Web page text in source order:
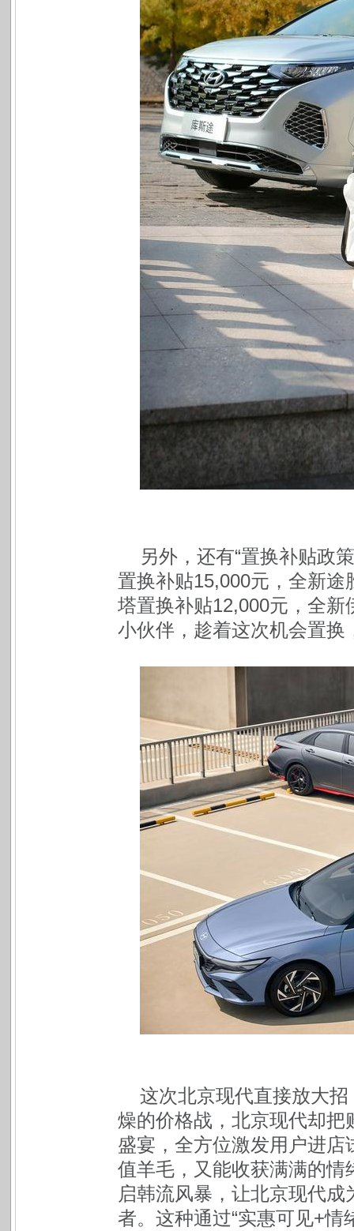
另外，还有“置换补贴政
置换补贴15,000元，全新
塔置换补贴12,000元，全
小伙伴，趁着这次机会置换
这次北京现代直接放大
燥的价格战，北京现代却
盛宴，全方位激发用户进
值羊毛，又能收获满满的
启韩流风暴，让北京现代
者。这种通过“实惠可见+情